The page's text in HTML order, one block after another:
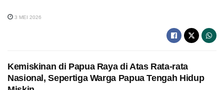
3 MEI 2026
Kemiskinan di Papua Raya di Atas Rata-rata
Nasional, Sepertiga Warga Papua Tengah Hidup